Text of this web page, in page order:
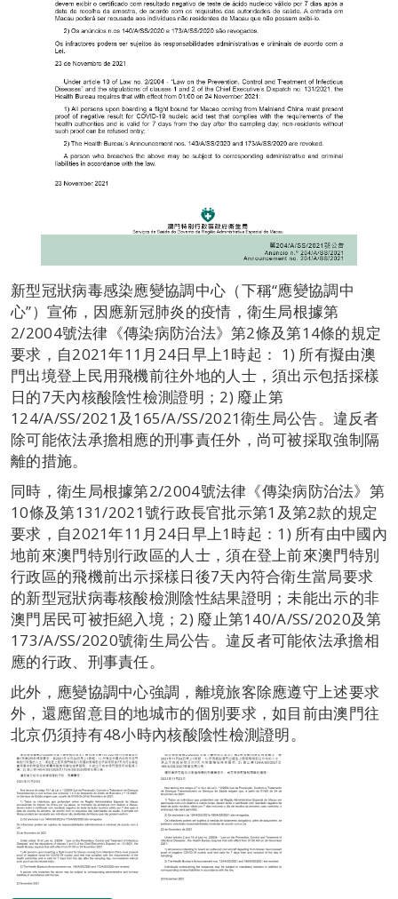
新型冠狀病毒感染應變協調中心（下稱“應變協調中
心”）宣佈，因應新冠肺炎的疫情，衛生局根據第
2/2004號法律《傳染病防治法》第2條及第14條的規定
要求，自2021年11月24日早上1時起： 1) 所有擬由澳
門出境登上民用飛機前往外地的人士，須出示包括採樣
日的7天內核酸陰性檢測證明；2) 廢止第
124/A/SS/2021及165/A/SS/2021衛生局公告。​違反者
除可能依法承擔相應的刑事責任外，尚可被採取強制隔
離的措施。
同時，衛生局根據第2/2004號法律《傳染病防治法》第
10條及第131/2021號行政長官批示第1及第2款的規定
要求，自2021年11月24日早上1時起：1) 所有由中國內
地前來澳門特別行政區的人士，須在登上前來澳門特別
行政區的飛機前出示採樣日後7天內符合衛生當局要求
的新型冠狀病毒核酸檢測陰性結果證明；未能出示的非
澳門居民可被拒絕入境；2) 廢止第140/A/SS/2020及第
173/A/SS/2020號衛生局公告。違反者可能依法承擔相
應的行政、刑事責任。
此外，應變協調中心強調，離境旅客除應遵守上述要求
外，還應留意目的地城市的個別要求，如目前由澳門往
北京仍須持有48小時內核酸陰性檢測證明。